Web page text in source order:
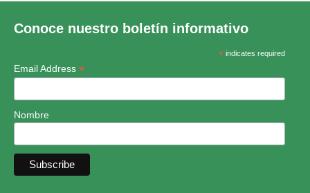
Conoce nuestro boletín informativo
*indicates required
Email Address *
Nombre